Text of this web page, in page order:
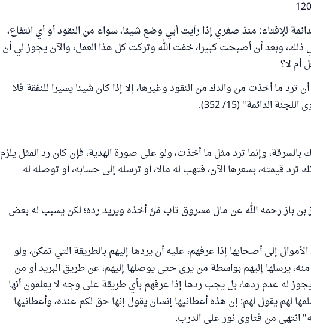
للإفتاء: منذ صغري إذا رأيت أبي وضع شيئا، سواء من النقود أو أي انتفاع،
ذلك، وبعد أن أصبحت كبيرا، خفت الله وتركت كل هذا العمل، والآن يجوز لي أن
أم لا؟
ما أخذت من والدك من النقود وغيرها، إلا إذا كان شيئا يسيرا للنفقة فلا
الدائمة" (15/ 352).
وإنما ترد مثل ما أخذت، ولو على صورة الهدية، فإن كان رد المثل يلزم
ترد قيمته، بسعرها الآن، فتهب له مالا، أو ترسله إلى حسابه، أو توصله له
بن باز رحمه الله عن مال مسروق تاب مَنْ أخذه ويريد رده؛ لكن يسبب له بعض
إلى أصحابها إذا عرفهم، عليه أن يردها إليهم بالطريقة التي تمكن، ولو
منه، يرسلها إليهم بواسطة من يرى حتى يوصلها إليهم، عن طريق البريد أو من
يجوز له عدم ردها، بل يجب ردها إذا عرفهم بأي طريقة على وجه لا يعلمون أنها
لهم يقول لهم: إن هذه أعطانيها إنسان يقول إنها حق لكم عنده، وأعطانيها
انتهى من فتاوى نور على الدرب.